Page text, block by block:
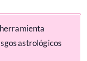
astrológicos